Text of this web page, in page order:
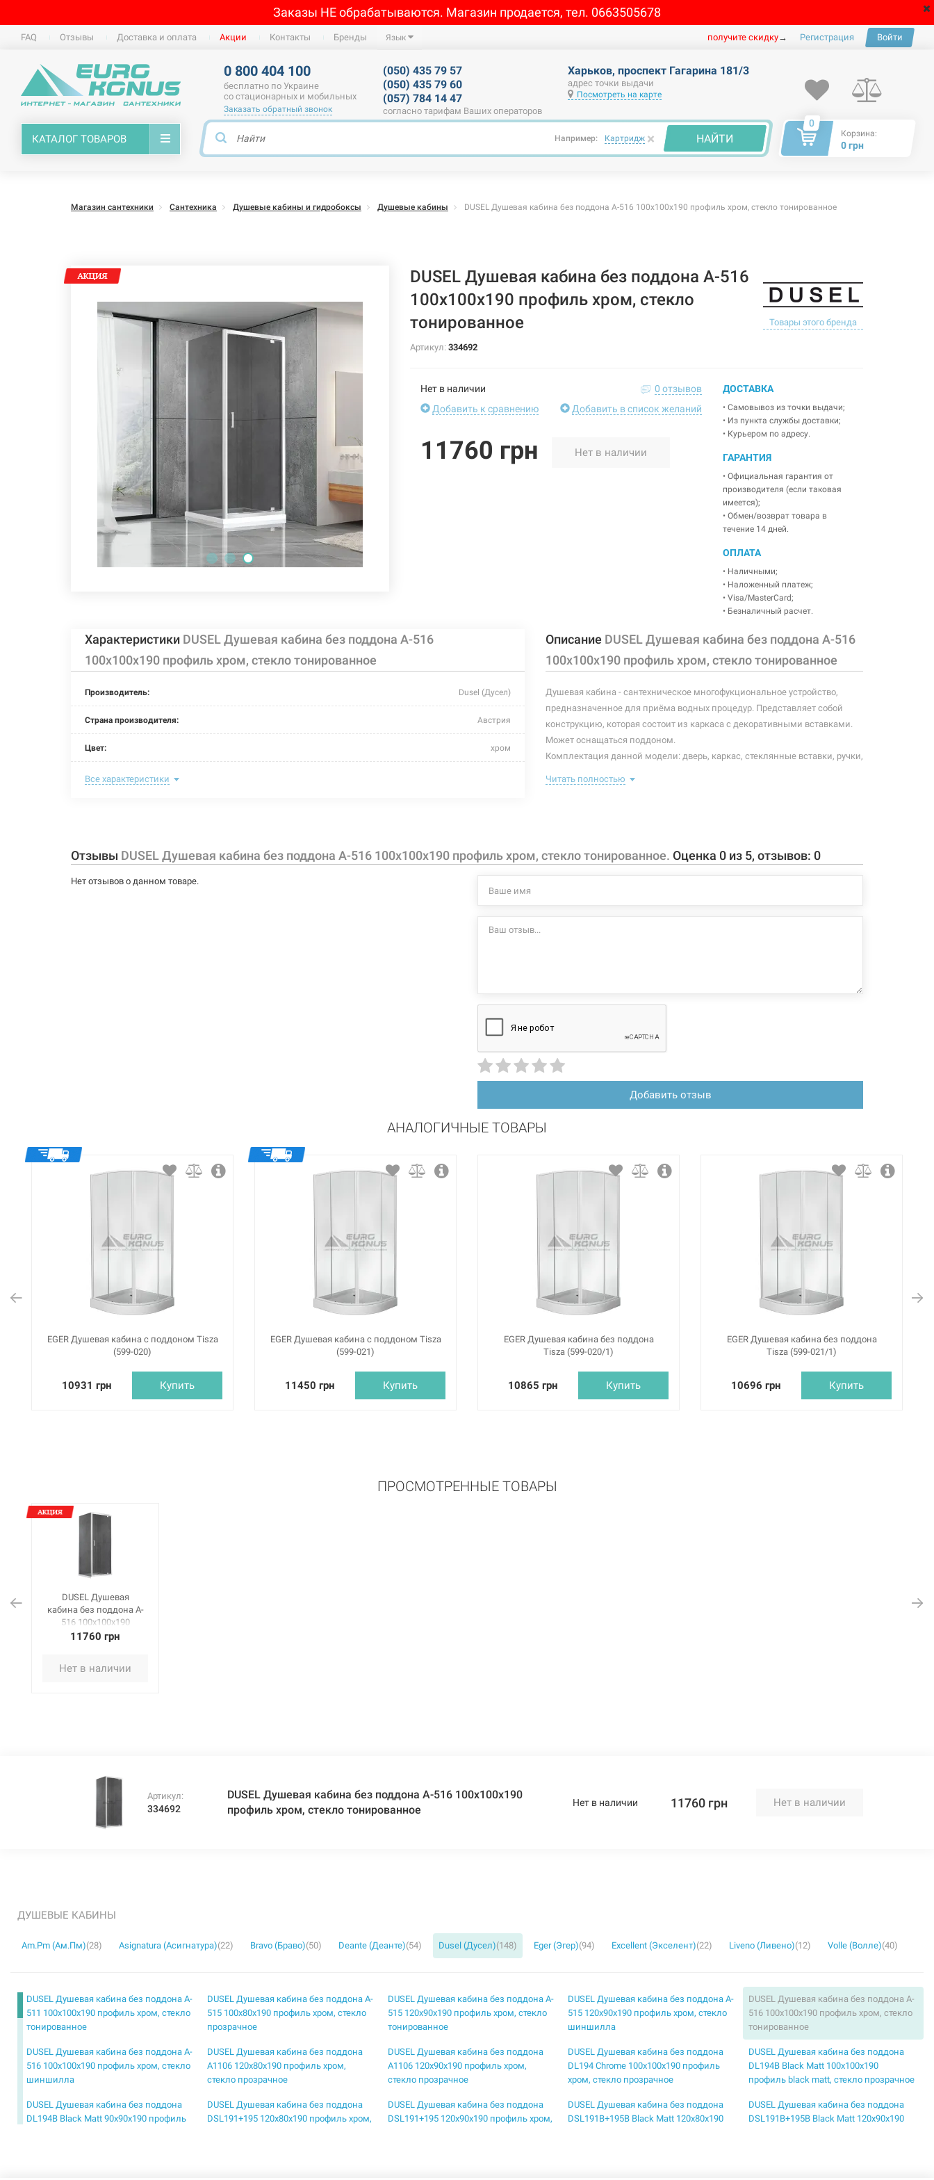
Заказы НЕ обрабатываются. Магазин продается, тел. 0663505678
FAQ Отзывы Доставка и оплата Акции Контакты Бренды Язык получите скидку→ Регистрация Войти
0 800 404 100
бесплатно по Украине
со стационарных и мобильных
Заказать обратный звонок
(050) 435 79 57
(050) 435 79 60
(057) 784 14 47
согласно тарифам Ваших операторов
Харьков, проспект Гагарина 181/3
адрес точки выдачи
Посмотреть на карте
КАТАЛОГ ТОВАРОВ Например: Картридж × НАЙТИ
0
Корзина:
0 грн
Магазин сантехники Сантехника Душевые кабины и гидробоксы Душевые кабины DUSEL Душевая кабина без поддона A-516 100x100x190 профиль хром, стекло тонированное
DUSEL Душевая кабина без поддона A-516
100x100x190 профиль хром, стекло
тонированное
Товары этого бренда
Артикул: 334692
Нет в наличии
0 отзывов
Добавить к сравнению
Добавить в список желаний
11760 грн Нет в наличии
ДОСТАВКА
• Самовывоз из точки выдачи;
• Из пункта службы доставки;
• Курьером по адресу.
ГАРАНТИЯ
• Официальная гарантия от
производителя (если таковая
имеется);
• Обмен/возврат товара в
течение 14 дней.
ОПЛАТА
• Наличными;
• Наложенный платеж;
• Visa/MasterCard;
• Безналичный расчет.
Характеристики DUSEL Душевая кабина без поддона A-516
100x100x190 профиль хром, стекло тонированное
Производитель: Dusel (Дусел)
Страна производителя: Австрия
Цвет: хром
Материал витража:
Задняя стенка: отсутствует
Крыша: отсутствует
тонированный
Все характеристики
Описание DUSEL Душевая кабина без поддона A-516
100x100x190 профиль хром, стекло тонированное
Душевая кабина - сантехническое многофукциональное устройство,
предназначенное для приёма водных процедур. Представляет собой
конструкцию, которая состоит из каркаса с декоративными вставками.
Может оснащаться поддоном.
Комплектация данной модели: дверь, каркас, стеклянные вставки, ручки,
алюминиевый хромированный профиль;
Читать полностью
Отзывы DUSEL Душевая кабина без поддона A-516 100x100x190 профиль хром, стекло тонированное. Оценка 0 из 5, отзывов: 0
Нет отзывов о данном товаре.
Добавить отзыв
АНАЛОГИЧНЫЕ ТОВАРЫ
EGER Душевая кабина с поддоном Tisza
(599-020)
10931 грн Купить
EGER Душевая кабина с поддоном Tisza
(599-021)
11450 грн Купить
EGER Душевая кабина без поддона
Tisza (599-020/1)
10865 грн Купить
EGER Душевая кабина без поддона
Tisza (599-021/1)
10696 грн Купить
ПРОСМОТРЕННЫЕ ТОВАРЫ
DUSEL Душевая
кабина без поддона A-
516 100x100x190
профиль хром, стекло
11760 грн
Нет в наличии
Артикул:
334692
DUSEL Душевая кабина без поддона A-516 100x100x190
профиль хром, стекло тонированное
Нет в наличии 11760 грн Нет в наличии
ДУШЕВЫЕ КАБИНЫ
Am.Pm (Ам.Пм)(28) Asignatura (Асигнатура)(22) Bravo (Браво)(50) Deante (Деанте)(54) Dusel (Дусел)(148) Eger (Эгер)(94) Excellent (Экселент)(22) Liveno (Ливено)(12) Volle (Волле)(40)
DUSEL Душевая кабина без поддона A-
511 100x100x190 профиль хром, стекло
тонированное
DUSEL Душевая кабина без поддона A-
515 100x80x190 профиль хром, стекло
прозрачное
DUSEL Душевая кабина без поддона A-
515 120x90x190 профиль хром, стекло
тонированное
DUSEL Душевая кабина без поддона A-
515 120x90x190 профиль хром, стекло
шиншилла
DUSEL Душевая кабина без поддона A-
516 100x100x190 профиль хром, стекло
тонированное
DUSEL Душевая кабина без поддона A-
516 100x100x190 профиль хром, стекло
шиншилла
DUSEL Душевая кабина без поддона
A1106 120x80x190 профиль хром,
стекло прозрачное
DUSEL Душевая кабина без поддона
A1106 120x90x190 профиль хром,
стекло прозрачное
DUSEL Душевая кабина без поддона
DL194 Chrome 100x100x190 профиль
хром, стекло прозрачное
DUSEL Душевая кабина без поддона
DL194B Black Matt 100x100x190
профиль black matt, стекло прозрачное
DUSEL Душевая кабина без поддона
DL194B Black Matt 90x90x190 профиль
DUSEL Душевая кабина без поддона
DSL191+195 120x80x190 профиль хром,
DUSEL Душевая кабина без поддона
DSL191+195 120x90x190 профиль хром,
DUSEL Душевая кабина без поддона
DSL191B+195B Black Matt 120x80x190
DUSEL Душевая кабина без поддона
DSL191B+195B Black Matt 120x90x190